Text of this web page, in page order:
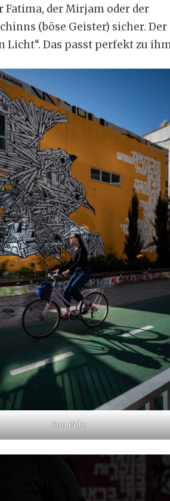
der Mirjam oder der
(böse Geister) sicher. Der
Licht“. Das passt perfekt zu
Sun Ride